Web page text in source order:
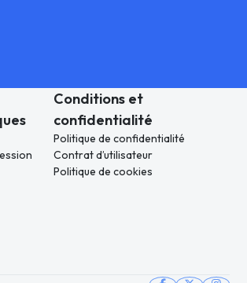
Conditions et
confidentialité
Politique de confidentialité
Contrat d’utilisateur
Politique de cookies